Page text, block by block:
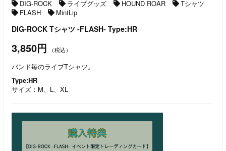
DIG-ROCK ライブグッズ HOUND ROAR
Tシャツ
FLASH
MintLip
DIG-ROCK Tシャツ -FLASH- Type:HR
3,850円 （税込）
バンド毎のライブTシャツ。
Type:HR
サイズ：M、L、XL